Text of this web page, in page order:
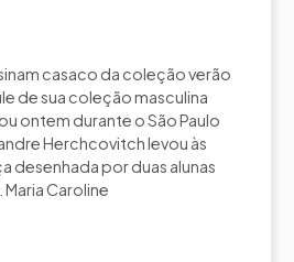
casaco da coleção verão
de sua coleção masculina
ontem durante o São Paulo
Herchcovitch levou às
desenhada por duas alunas
Caroline